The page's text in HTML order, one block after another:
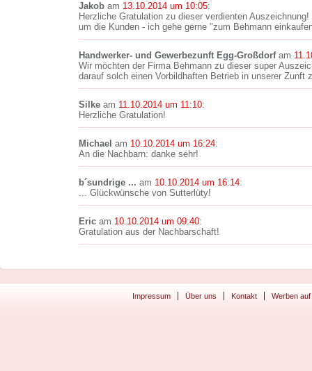
Jakob am 13.10.2014 um 10:05:
Herzliche Gratulation zu dieser verdienten
um die Kunden - ich gehe gerne "zum Behmann
Handwerker- und Gewerbezunft Egg-Großdorfam
Wir möchten der Firma Behmann zu dieser super
darauf solch einen Vorbildhaften Betrieb in unserer Zunft
Silke am 11.10.2014 um 11:10:
Herzliche Gratulation!
Michael am 10.10.2014 um 16:24:
An die Nachbarn: danke sehr!
b´sundrige ... am 10.10.2014 um 16:14:
... Glückwünsche von Sutterlüty!
Eric am 10.10.2014 um 09:40:
Gratulation aus der Nachbarschaft!
Impressum Über uns Kontakt Werben